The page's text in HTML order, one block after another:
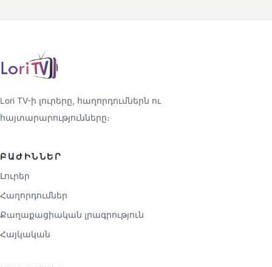
Lori TV-ի լուրերը, հաղորդումներն ու
հայտարարությունները։
ԲԱԺԻՆՆԵՐ
Լուրեր
Հաղորդումներ
Քաղաքացիական լրագրություն
Հայկական